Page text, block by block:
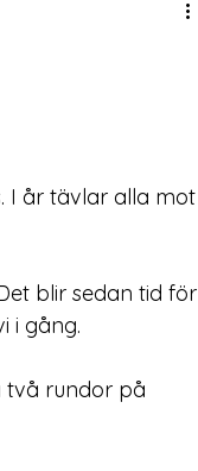
I år tävlar alla mot
blir sedan tid för
i gång.
två rundor på